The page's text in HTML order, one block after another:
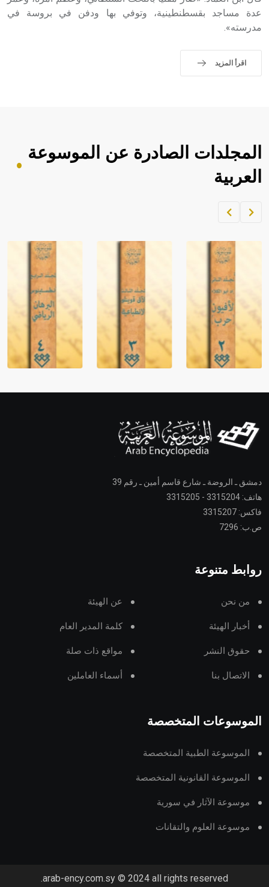
عدة مساجد بقسطنطينية، وتوفي بها ودفن في بروسة في
مدرسته».
اقرأ المزيد
المجلدات الصادرة عن الموسوعة
العربية
دمشق ـ الروضة ـ شارع قاسم أمين ـ رقم 39
هاتف: 3315204 - 3315205
فاكس: 3315207
ص.ب: 7296
روابط متنوعة
من نحن عن الهيئة
أخبار الهيئة كلمة المدير العام
حقوق النشر مواقع ذات صلة
الاتصال بنا أسماء العاملين
الموسوعات المتخصصة
الموسوعة الطبية المتخصصة
الموسوعة القانونية المتخصصة
موسوعة الآثار في سورية
موسوعة العلوم والتقانات
arab-ency.com.sy © 2024 all rights reserved.